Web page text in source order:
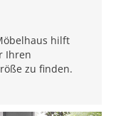
hilft
Ihren
zu finden.